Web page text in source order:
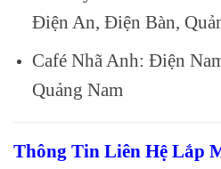
Điện An, Điện Bàn,
Café Nhã Anh: Điện
Quảng Nam
Thông Tin Liên Hệ Lắp